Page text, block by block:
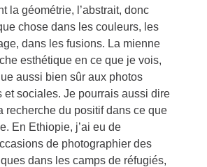
la géométrie, l’abstrait, donc
chose dans les couleurs, les
dans les fusions. La mienne
esthétique en ce que je vois,
aussi bien sûr aux photos
et sociales. Je pourrais aussi dire
recherche du positif dans ce que
En Ethiopie, j’ai eu de
de photographier des
dans les camps de réfugiés,